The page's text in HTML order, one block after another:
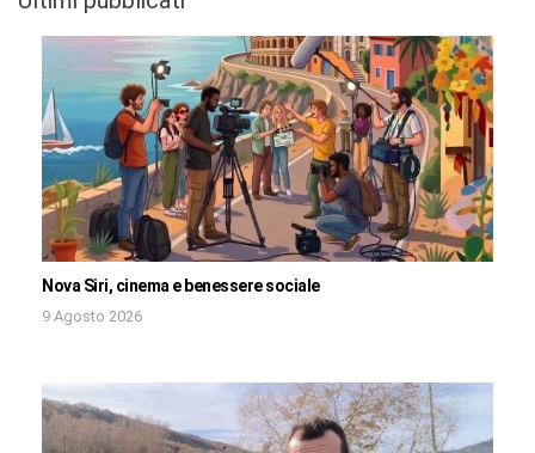
Nova Siri, cinema e benessere sociale
9 Agosto 2026